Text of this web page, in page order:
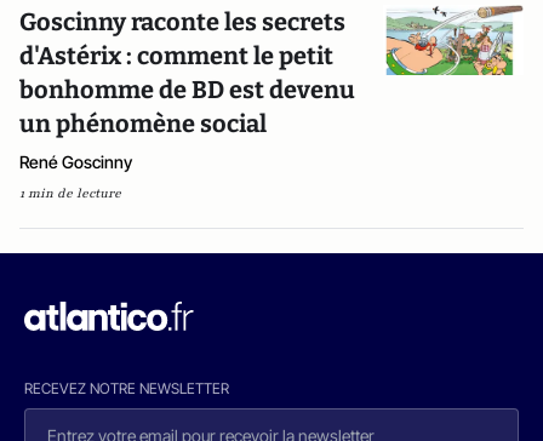
Goscinny raconte les secrets
d'Astérix : comment le petit
bonhomme de BD est devenu
un phénomène social
René Goscinny
1 min de lecture
RECEVEZ NOTRE NEWSLETTER